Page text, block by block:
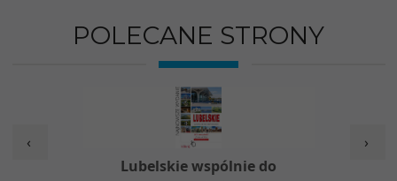
POLECANE STRONY
Lubelskie wspólnie do
‹ ›